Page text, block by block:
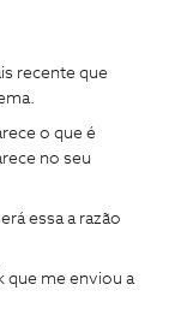
recente que
o que é
no seu
essa a razão
que me enviou a